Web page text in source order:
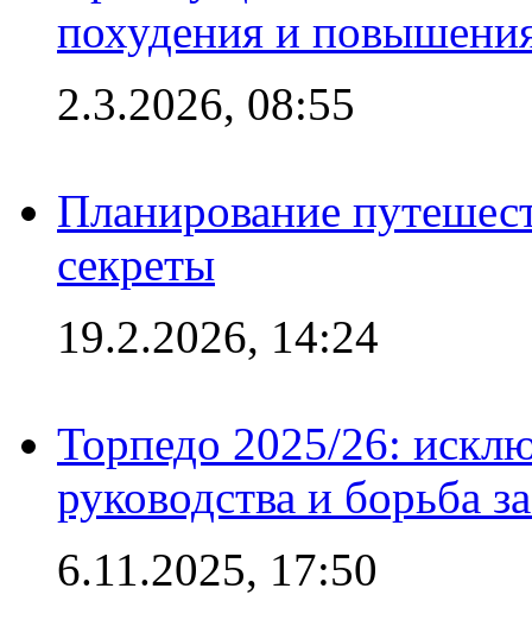
похудения и
2.3.2026, 08:55
Планирование
секреты
19.2.2026, 14:24
Торпедо 2025/26:
руководства и борьба
6.11.2025, 17:50